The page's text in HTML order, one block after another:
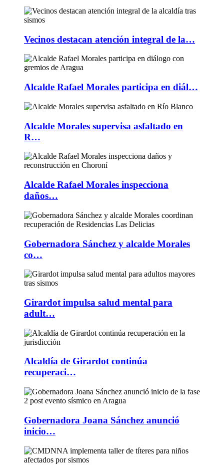
Vecinos destacan atención integral de la…
Alcalde Rafael Morales participa en diál…
Alcalde Morales supervisa asfaltado en
R…
Alcalde Rafael Morales inspecciona
daños…
Gobernadora Sánchez y alcalde Morales
co…
Girardot impulsa salud mental para
adult…
Alcaldía de Girardot continúa
recuperaci…
Gobernadora Joana Sánchez anunció
inicio…